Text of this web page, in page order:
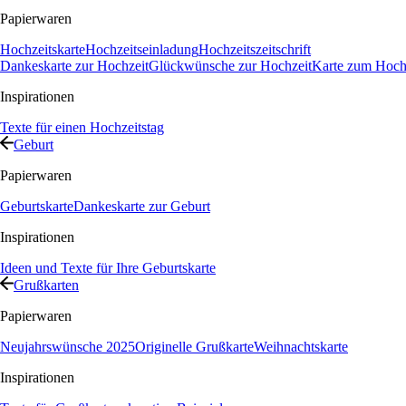
Papierwaren
HochzeitskarteHochzeitseinladungHochzeitszeitschrift
Dankeskarte zur HochzeitGlückwünsche zur HochzeitKarte zum
Inspirationen
Texte für einen Hochzeitstag
Geburt
Papierwaren
GeburtskarteDankeskarte zur Geburt
Inspirationen
Ideen und Texte für Ihre Geburtskarte
Grußkarten
Papierwaren
Neujahrswünsche 2025Originelle GrußkarteWeihnachtskarte
Inspirationen